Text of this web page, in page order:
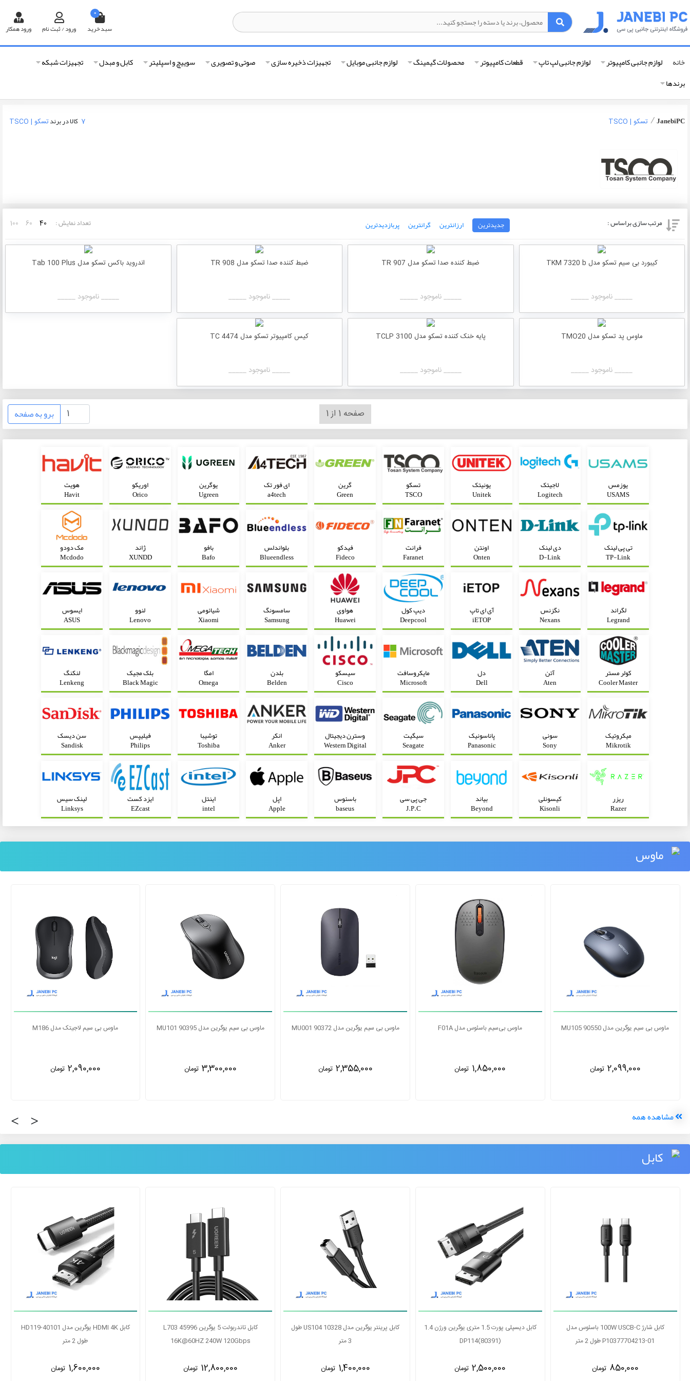
ورود همکار ورود / ثبت نام
0
سبد خرید
خانه لوازم جانبی کامپیوتر لوازم جانبی لپ تاپ قطعات کامپیوتر محصولات گیمینگ لوازم جانبی موبایل تجهیزات ذخیره سازی صوتی و تصویری سوییچ و اسپلیتر کابل و مبدل
تجهیزات شبکه
برندها
JanebiPC
/ تسکو | TSCO 7 کالا در برندتسکو | TSCO
مرتب سازی براساس : جدیدترین ارزانترین گرانترین پربازدیدترین تعداد نمایش : 40
60
100
کیبورد بی سیم تسکو مدل TKM 7320 b
_____ ناموجود _____
ضبط کننده صدا تسکو مدل TR 907
_____ ناموجود _____
ضبط کننده صدا تسکو مدل TR 908
_____ ناموجود _____
اندروید باکس تسکو مدل Tab 100 Plus
_____ ناموجود _____
ماوس پد تسکو مدل TMO20
_____ ناموجود _____
پایه خنک کننده تسکو مدل TCLP 3100
_____ ناموجود _____
کیس کامپیوتر تسکو مدل TC 4474
_____ ناموجود _____
صفحه 1 از 1 برو به صفحه
هویت
Havit
اوریکو
Orico
یوگرین
Ugreen
ای فور تک
a4tech
گرین
Green
تسکو
TSCO
یونیتک
Unitek
لاجیتک
Logitech
یوزمس
USAMS
مک دودو
Mcdodo
ژاند
XUNDD
بافو
Bafo
بلواندلس
Blueendless
فیدکو
Fideco
فرانت
Faranet
اونتن
Onten
دی لینک
D-Link
تی پی لینک
TP-Link
ایسوس
ASUS
لنوو
Lenovo
شیائومی
Xiaomi
سامسونگ
Samsung
هواوی
Huawei
دیپ کول
Deepcool
آی ای تاپ
iETOP
نگزنس
Nexans
لگراند
Legrand
لنکنگ
Lenkeng
بلک مجیک
Black Magic
امگا
Omega
بلدن
Belden
سیسکو
Cisco
مایکروسافت
Microsoft
دل
Dell
آتن
Aten
کولر مستر
Cooler Master
سن دیسک
Sandisk
فیلیپس
Philips
توشیبا
Toshiba
انکر
Anker
وسترن دیجیتال
Western Digital
سیگیت
Seagate
پاناسونیک
Panasonic
سونی
Sony
میکروتیک
Mikrotik
لینک سیس
Linksys
ایزد کست
EZcast
اینتل
intel
اپل
Apple
باسئوس
baseus
جی پی سی
J.P.C
بیاند
Beyond
کیسونلی
Kisonli
ریزر
Razer
ماوس
ماوس بی سیم یوگرین مدل MU101 90395
3,300,000 تومان
ماوس بی سیم یوگرین مدل MU001 90372
2,355,000 تومان
ماوس بی‌سیم باسئوس مدل F01A
1,850,000 تومان
ماوس بی سیم یوگرین مدل MU105 90550
2,099,000 تومان
ماوس بی سیم لاجیتک مدل M185
2,090,000 تومان
‹ › مشاهده همه
کابل
کابل تاندربولت 5 یوگرین L703 45996
16K@60HZ 240W 120Gbps
12,800,000 تومان
کابل پرینتر یوگرین مدل US104 10328 طول
3 متر
1,400,000 تومان
کابل دیسپلی پورت 1.5 متری یوگرین ورژن 1.4
DP114(80391)
2,500,000 تومان
کابل شارژ 100W USCB-C باسئوس مدل
P10377704213-01 طول 2 متر
850,000 تومان
کابل 2.1 HDMI یوگرین مدل HD135 80602
طول 3 متر
6,500,000 تومان